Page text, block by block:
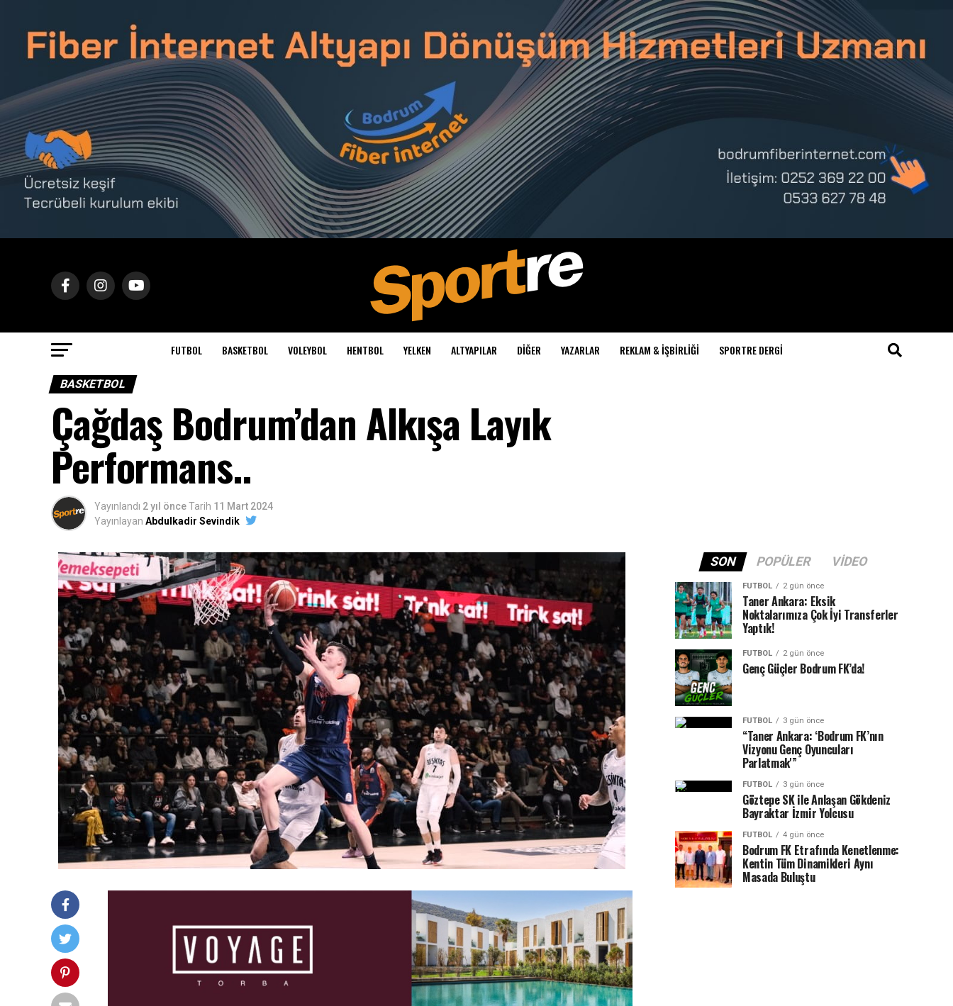
FUTBOL BASKETBOL VOLEYBOL HENTBOL YELKEN ALTYAPILAR DIĞER YAZARLAR REKLAM & İŞBIRLIĞI SPORTRE DERGI
BASKETBOL
Çağdaş Bodrum’dan Alkışa Layık
Performans..
Yayınlandı 2 yıl önceTarih 11 Mart 2024
Yayınlayan Abdulkadir Sevindik
SON POPÜLER VIDEO
FUTBOL 2 gün önce
Taner Ankara: Eksik
Noktalarımıza Çok İyi Transferler
Yaptık!
FUTBOL 2 gün önce
Genç Güçler Bodrum FK’da!
FUTBOL 3 gün önce
“Taner Ankara: ‘Bodrum FK’nın
Vizyonu Genç Oyuncuları
Parlatmak'”
FUTBOL 3 gün önce
Göztepe SK ile Anlaşan Gökdeniz
Bayraktar İzmir Yolcusu
FUTBOL 4 gün önce
Bodrum FK Etrafında Kenetlenme:
Kentin Tüm Dinamikleri Aynı
Masada Buluştu